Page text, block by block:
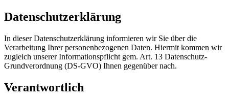
Datenschutzerklärung
In dieser Datenschutzerklärung informieren wir Sie über die
Verarbeitung Ihrer personenbezogenen Daten. Hiermit kommen wir
zugleich unserer Informationspflicht gem. Art. 13 Datenschutz-
Grundverordnung (DS-GVO) Ihnen gegenüber nach.
Verantwortlich